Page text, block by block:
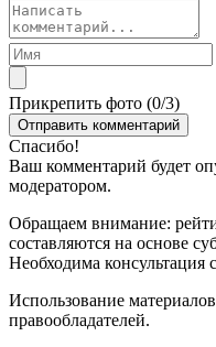
Прикрепить фото (0/3)
Спасибо!
Ваш комментарий будет
модератором.
Обращаем внимание:
составляются на основе
Необходима консультация
Использование
правообладателей.